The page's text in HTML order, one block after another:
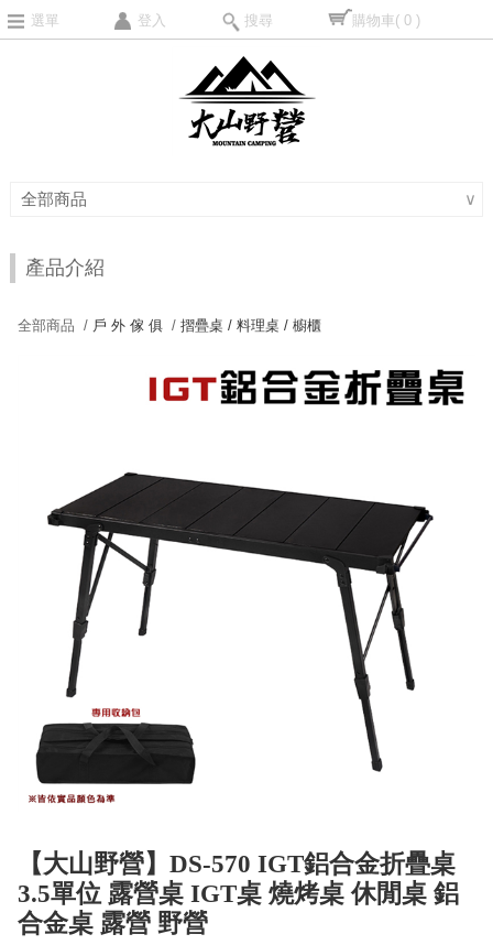
選單 登入 搜尋 購物車( 0 )
全部商品 ∨
產品介紹
全部商品 / 戶 外 傢 俱 /摺疊桌 / 料理桌 / 櫥櫃
【大山野營】DS-570 IGT鋁合金折疊桌
3.5單位 露營桌 IGT桌 燒烤桌 休閒桌 鋁
合金桌 露營 野營